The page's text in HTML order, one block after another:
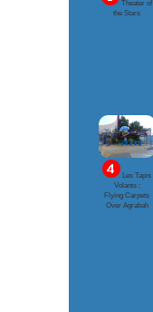
Theater of
the Stars
Les Tapis
Volants :
Flying Carpets
Over Agrabah